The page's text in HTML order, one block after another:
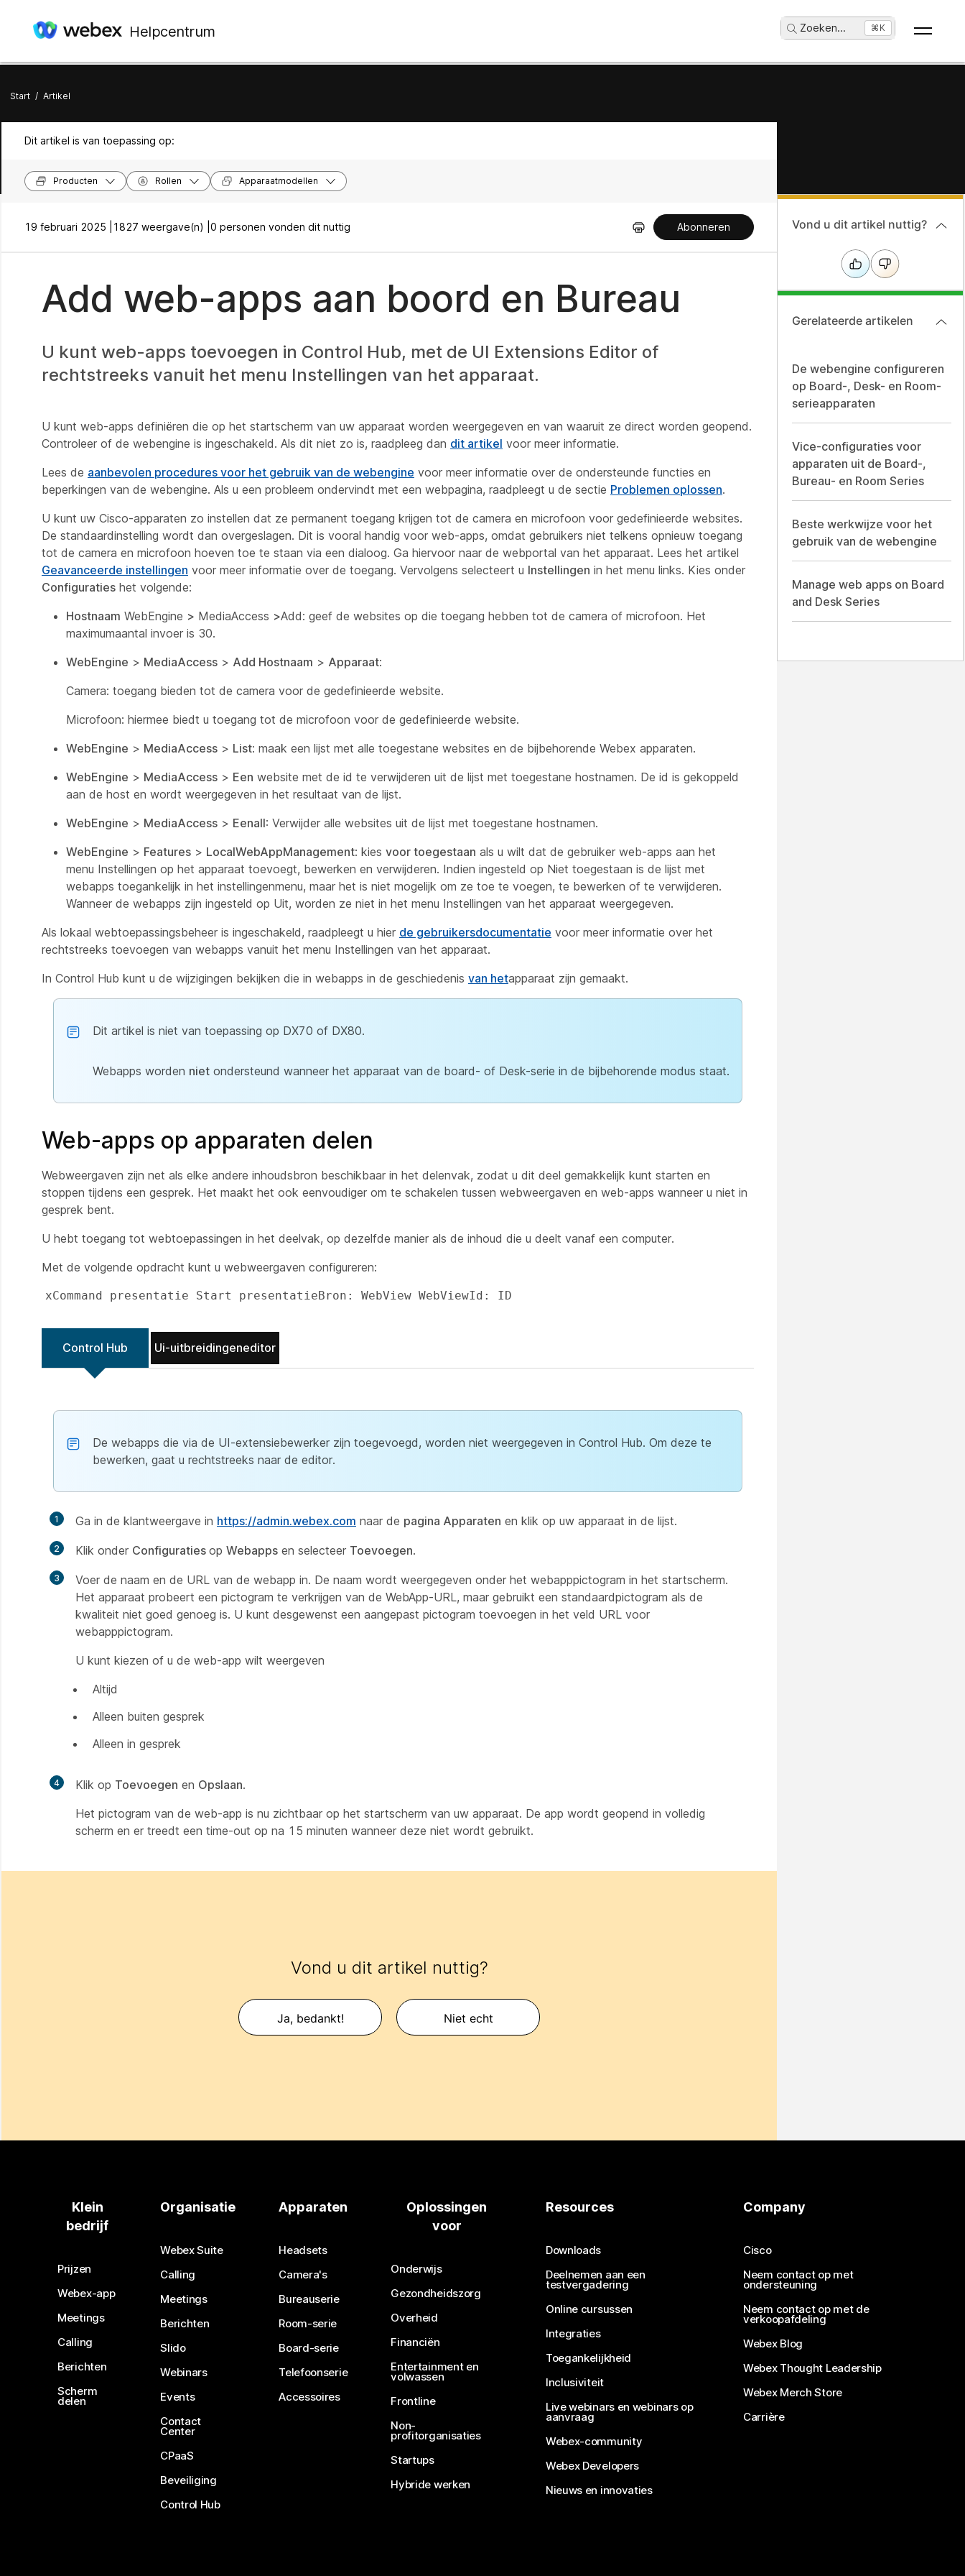
Helpcentrum Zoeken... ⌘K
Start / Artikel
Dit artikel is van toepassing op:
Producten Rollen Apparaatmodellen
19 februari 2025 | 1827 weergave(n) | 0 personen vonden dit nuttig Abonneren
Add web-apps aan boord en Bureau
U kunt web-apps toevoegen in Control Hub, met de UI Extensions Editor of
rechtstreeks vanuit het menu Instellingen van het apparaat.
U kunt web-apps definiëren die op het startscherm van uw apparaat worden weergegeven en van waaruit ze direct worden geopend.
Controleer of de webengine is ingeschakeld. Als dit niet zo is, raadpleeg dan dit artikel voor meer informatie.
Lees de aanbevolen procedures voor het gebruik van de webengine voor meer informatie over de ondersteunde functies en
beperkingen van de webengine. Als u een probleem ondervindt met een webpagina, raadpleegt u de sectie Problemen oplossen.
U kunt uw Cisco-apparaten zo instellen dat ze permanent toegang krijgen tot de camera en microfoon voor gedefinieerde websites.
De standaardinstelling wordt dan overgeslagen. Dit is vooral handig voor web-apps, omdat gebruikers niet telkens opnieuw toegang
tot de camera en microfoon hoeven toe te staan via een dialoog. Ga hiervoor naar de webportal van het apparaat. Lees het artikel
Geavanceerde instellingen voor meer informatie over de toegang. Vervolgens selecteert u Instellingen in het menu links. Kies onder
Configuraties het volgende:
Hostnaam WebEngine > MediaAccess >Add: geef de websites op die toegang hebben tot de camera of microfoon. Het
maximumaantal invoer is 30.
WebEngine > MediaAccess > Add Hostnaam > Apparaat:
Camera: toegang bieden tot de camera voor de gedefinieerde website.
Microfoon: hiermee biedt u toegang tot de microfoon voor de gedefinieerde website.
WebEngine > MediaAccess > List: maak een lijst met alle toegestane websites en de bijbehorende Webex apparaten.
WebEngine > MediaAccess > Een website met de id te verwijderen uit de lijst met toegestane hostnamen. De id is gekoppeld
aan de host en wordt weergegeven in het resultaat van de lijst.
WebEngine > MediaAccess > Eenall: Verwijder alle websites uit de lijst met toegestane hostnamen.
WebEngine > Features > LocalWebAppManagement: kies voor toegestaan als u wilt dat de gebruiker web-apps aan het
menu Instellingen op het apparaat toevoegt, bewerken en verwijderen. Indien ingesteld op Niet toegestaan is de lijst met
webapps toegankelijk in het instellingenmenu, maar het is niet mogelijk om ze toe te voegen, te bewerken of te verwijderen.
Wanneer de webapps zijn ingesteld op Uit, worden ze niet in het menu Instellingen van het apparaat weergegeven.
Als lokaal webtoepassingsbeheer is ingeschakeld, raadpleegt u hier de gebruikersdocumentatie voor meer informatie over het
rechtstreeks toevoegen van webapps vanuit het menu Instellingen van het apparaat.
In Control Hub kunt u de wijzigingen bekijken die in webapps in de geschiedenis van hetapparaat zijn gemaakt.
Dit artikel is niet van toepassing op DX70 of DX80.
Webapps worden niet ondersteund wanneer het apparaat van de board- of Desk-serie in de bijbehorende modus staat.
Web-apps op apparaten delen
Webweergaven zijn net als elke andere inhoudsbron beschikbaar in het delenvak, zodat u dit deel gemakkelijk kunt starten en
stoppen tijdens een gesprek. Het maakt het ook eenvoudiger om te schakelen tussen webweergaven en web-apps wanneer u niet in
gesprek bent.
U hebt toegang tot webtoepassingen in het deelvak, op dezelfde manier als de inhoud die u deelt vanaf een computer.
Met de volgende opdracht kunt u webweergaven configureren:
xCommand presentatie Start presentatieBron: WebView WebViewId: ID
Control Hub Ui-uitbreidingeneditor
De webapps die via de UI-extensiebewerker zijn toegevoegd, worden niet weergegeven in Control Hub. Om deze te
bewerken, gaat u rechtstreeks naar de editor.
1 Ga in de klantweergave in https://admin.webex.com naar de pagina Apparaten en klik op uw apparaat in de lijst.
2 Klik onder Configuraties op Webapps en selecteer Toevoegen.
3
Voer de naam en de URL van de webapp in. De naam wordt weergegeven onder het webapppictogram in het startscherm.
Het apparaat probeert een pictogram te verkrijgen van de WebApp-URL, maar gebruikt een standaardpictogram als de
kwaliteit niet goed genoeg is. U kunt desgewenst een aangepast pictogram toevoegen in het veld URL voor
webapppictogram.
U kunt kiezen of u de web-app wilt weergeven
Altijd
Alleen buiten gesprek
Alleen in gesprek
4 Klik op Toevoegen en Opslaan.
Het pictogram van de web-app is nu zichtbaar op het startscherm van uw apparaat. De app wordt geopend in volledig
scherm en er treedt een time-out op na 15 minuten wanneer deze niet wordt gebruikt.
Vond u dit artikel nuttig?
Ja, bedankt! Niet echt
Vond u dit artikel nuttig?
Gerelateerde artikelen
De webengine configureren
op Board-, Desk- en Room-
serieapparaten
Vice-configuraties voor
apparaten uit de Board-,
Bureau- en Room Series
Beste werkwijze voor het
gebruik van de webengine
Manage web apps on Board
and Desk Series
Klein
bedrijf
Prijzen
Webex-app
Meetings
Calling
Berichten
Scherm
delen
Organisatie
Webex Suite
Calling
Meetings
Berichten
Slido
Webinars
Events
Contact
Center
CPaaS
Beveiliging
Control Hub
Apparaten
Headsets
Camera's
Bureauserie
Room-serie
Board-serie
Telefoonserie
Accessoires
Oplossingen
voor
Onderwijs
Gezondheidszorg
Overheid
Financiën
Entertainment en
volwassen
Frontline
Non-
profitorganisaties
Startups
Hybride werken
Resources
Downloads
Deelnemen aan een
testvergadering
Online cursussen
Integraties
Toegankelijkheid
Inclusiviteit
Live webinars en webinars op
aanvraag
Webex-community
Webex Developers
Nieuws en innovaties
Company
Cisco
Neem contact op met
ondersteuning
Neem contact op met de
verkoopafdeling
Webex Blog
Webex Thought Leadership
Webex Merch Store
Carrière